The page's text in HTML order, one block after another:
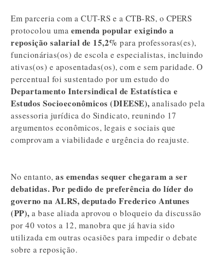
Em parceria com a CUT-RS e a CTB-RS, o CPERS
protocolou uma emenda popular exigindo a
reposição salarial de 15,2% para professoras(es),
funcionárias(os) de escola e especialistas, incluindo
ativas(os) e aposentadas(os), com e sem paridade. O
percentual foi sustentado por um estudo do
Departamento Intersindical de Estatística e
Estudos Socioeconômicos(DIEESE), analisado pela
assessoria jurídica do Sindicato, reunindo 17
argumentos econômicos, legais e sociais que
comprovam a viabilidade e urgência do reajuste.
No entanto,as emendas sequer chegaram a ser
debatidas. Por pedido de preferência do líder do
governo na ALRS, deputado Frederico Antunes
(PP), a base aliada aprovou o bloqueio da discussão
por 40 votos a 12, manobra que já havia sido
utilizada em outras ocasiões para impedir o debate
sobre a reposição.